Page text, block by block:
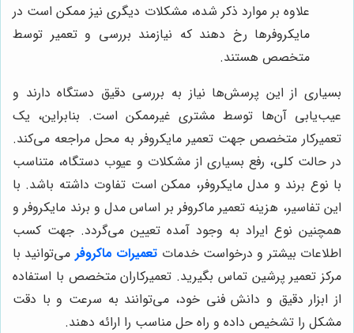
علاوه بر موارد ذکر شده، مشکلات دیگری نیز ممکن است در
مایکروفرها رخ دهند که نیازمند بررسی و تعمیر توسط
متخصص هستند.
بسیاری از این پرسش‌ها نیاز به بررسی دقیق دستگاه دارند و
عیب‌یابی آن‌ها توسط مشتری غیرممکن است. بنابراین، یک
تعمیرکار متخصص جهت تعمیر مایکروفر به محل مراجعه می‌کند.
در حالت کلی، رفع بسیاری از مشکلات و عیوب دستگاه، متناسب
با نوع برند و مدل مایکروفر، ممکن است تفاوت داشته باشد. با
این تفاسیر، هزینه تعمیر ماکروفر بر اساس مدل و برند مایکروفر و
همچنین نوع ایراد به وجود آمده تعیین می‌گردد. جهت کسب
اطلاعات بیشتر و درخواست خدمات تعمیرات ماکروفر می‌توانید با
مرکز تعمیر پرشین تماس بگیرید. تعمیرکاران متخصص با استفاده
از ابزار دقیق و دانش فنی خود، می‌توانند به سرعت و با دقت
مشکل را تشخیص داده و راه حل مناسب را ارائه دهند.